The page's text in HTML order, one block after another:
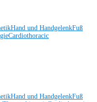
Hand und HandgelenkFuß
Cardiothoracic
Hand und HandgelenkFuß